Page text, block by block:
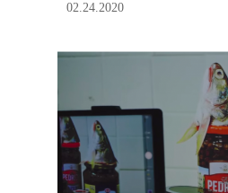
02.24.2020